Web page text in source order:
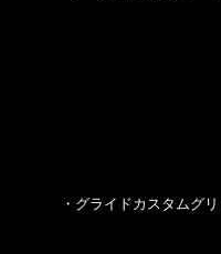
・グライドカスタムグ